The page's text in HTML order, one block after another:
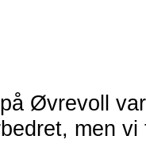
Øvrevoll
men vi